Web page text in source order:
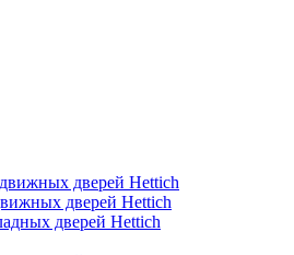
дверей Hettich
дверей Hettich
дверей Hettich